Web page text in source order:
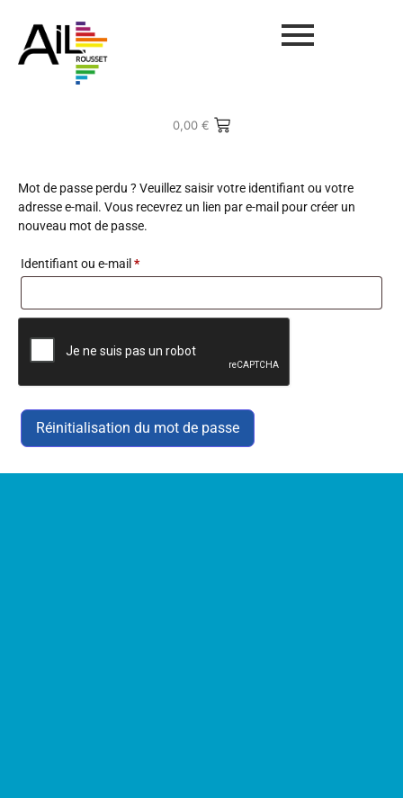
0,00 €
Mot de passe perdu ? Veuillez saisir votre identifiant ou votre
adresse e-mail. Vous recevrez un lien par e-mail pour créer un
nouveau mot de passe.
Identifiant ou e-mail *
Réinitialisation du mot de passe